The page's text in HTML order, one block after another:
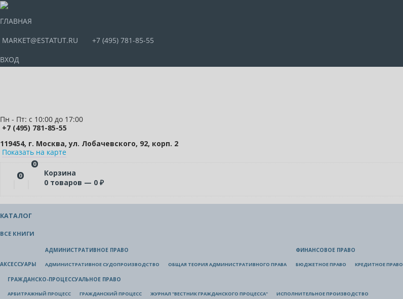
ГЛАВНАЯ
MARKET@ESTATUT.RU
+7 (495) 781-85-55
ВХОД
Пн - Пт: с 10:00 до 17:00
+7 (495) 781-85-55
119454, г. Москва, ул. Лобачевского, 92, корп. 2
Показать на карте
0
0
Корзина
0 товаров — 0 ₽
КАТАЛОГ
ВСЕ КНИГИ
АКСЕССУАРЫ
АДМИНИСТРАТИВНОЕ ПРАВО
АДМИНИСТРАТИВНОЕ СУДОПРОИЗВОДСТВО ОБЩАЯ ТЕОРИЯ АДМИНИСТРАТИВНОГО ПРАВА
ФИНАНСОВОЕ ПРАВО
БЮДЖЕТНОЕ ПРАВО КРЕДИТНОЕ ПРАВО
ГРАЖДАНСКО-ПРОЦЕССУАЛЬНОЕ ПРАВО
АРБИТРАЖНЫЙ ПРОЦЕСС ГРАЖДАНСКИЙ ПРОЦЕСС ЖУРНАЛ "ВЕСТНИК ГРАЖДАНСКОГО ПРОЦЕССА" ИСПОЛНИТЕЛЬНОЕ ПРОИЗВОДСТВО